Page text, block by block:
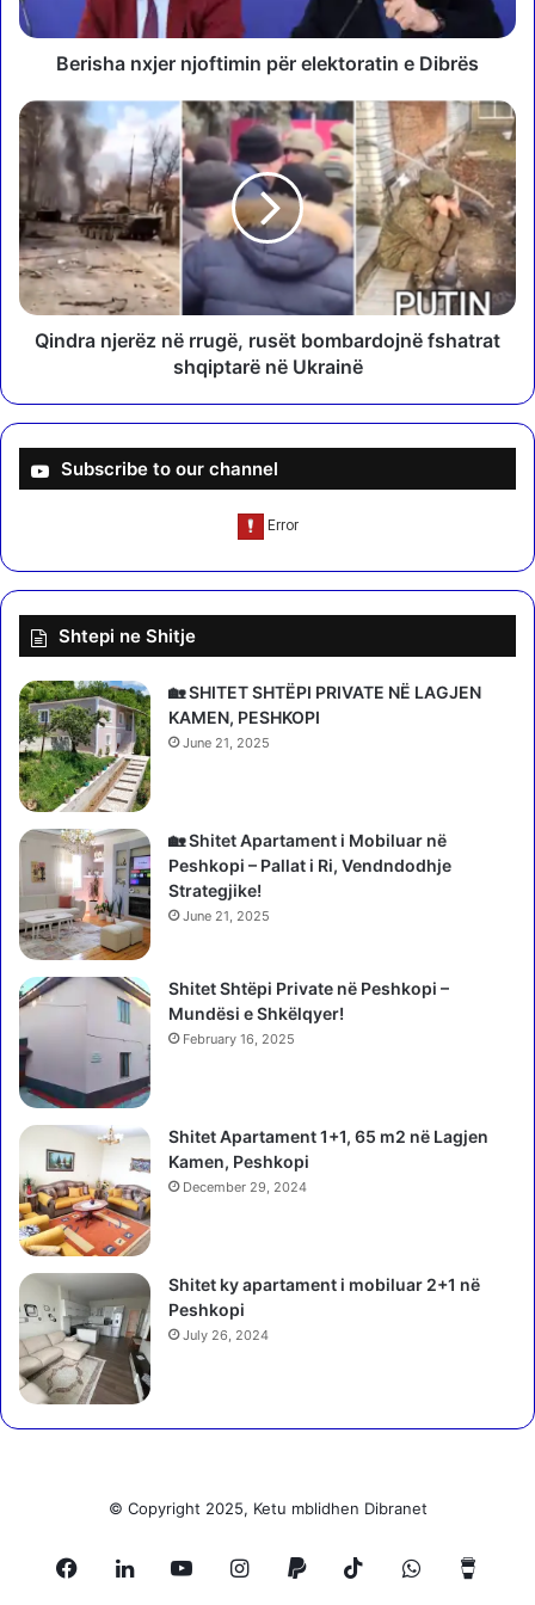
n
x
r
n
j
f
t
i
i
e
r
a
i
n
e
D
i
b
r
ë
Berisha nxjer njoftimin për elektoratin e Dibrës
Q
i
n
d
r
a
n
e
r
,
r
ë
t
b
o
m
b
a
d
o
j
ë
f
s
h
a
r
t
s
h
i
p
t
a
r
Qindra njerëz në rrugë, rusët bombardojnë fshatrat
shqiptarë në Ukrainë
Subscribe to our channel
Shtepi ne Shitje
🏡 SHITET SHTËPI PRIVATE NË LAGJEN
KAMEN, PESHKOPI
June 21, 2025
🏡 Shitet Apartament i Mobiluar në
Peshkopi – Pallat i Ri, Vendndodhje
Strategjike!
June 21, 2025
Shitet Shtëpi Private në Peshkopi –
Mundësi e Shkëlqyer!
February 16, 2025
Shitet Apartament 1+1, 65 m2 në Lagjen
Kamen, Peshkopi
December 29, 2024
Shitet ky apartament i mobiluar 2+1 në
Peshkopi
July 26, 2024
© Copyright 2025, Ketu mblidhen Dibranet
Facebook
LinkedInYouTubeInstagram
Paypal TikTokWhatsApp